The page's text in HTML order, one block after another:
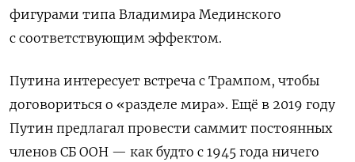
фигурами типа Владимира Мединского
с соответствующим эффектом.
Путина интересует встреча с Трампом, чтобы
договориться о «разделе мира». Ещё в 2019 году
Путин предлагал провести саммит постоянных
членов СБ ООН — как будто с 1945 года ничего